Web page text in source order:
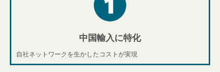
中国輸入に特化​
自社ネットワークを生かしたコストが実現